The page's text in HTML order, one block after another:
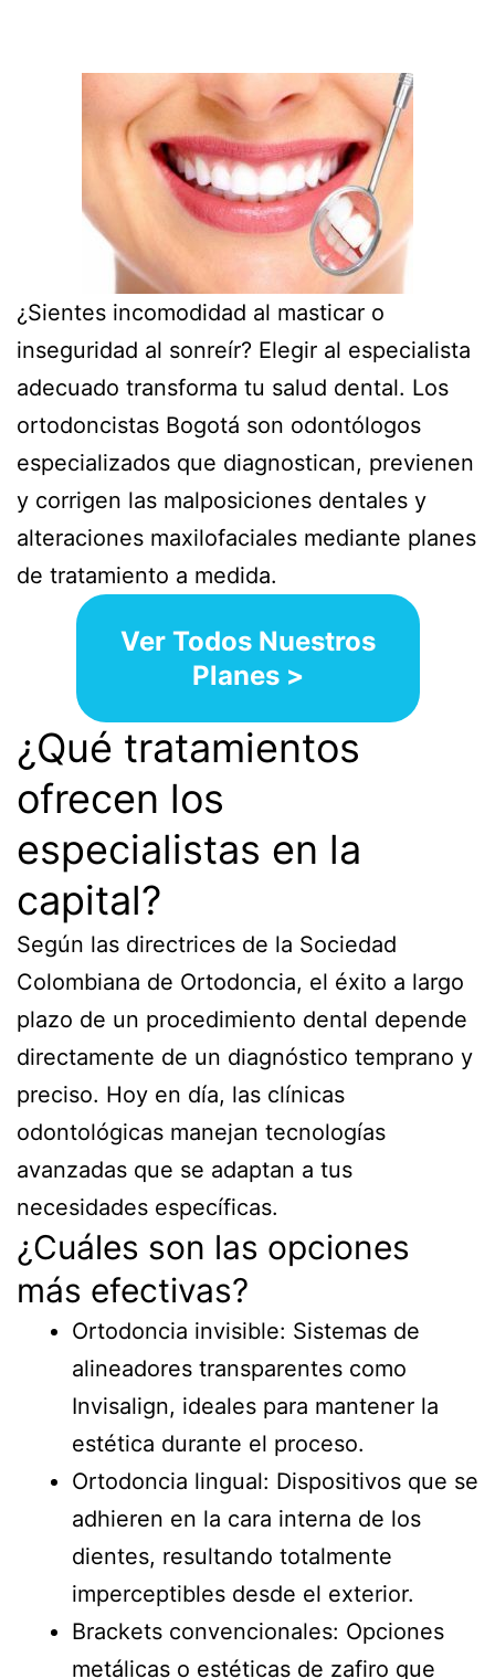
¿Sientes incomodidad al masticar o
inseguridad al sonreír? Elegir al especialista
adecuado transforma tu salud dental. Los
ortodoncistas Bogotá son odontólogos
especializados que diagnostican, previenen
y corrigen las malposiciones dentales y
alteraciones maxilofaciales mediante planes
de tratamiento a medida.
Ver Todos Nuestros
Planes >
¿Qué tratamientos
ofrecen los
especialistas en la
capital?
Según las directrices de la Sociedad
Colombiana de Ortodoncia, el éxito a largo
plazo de un procedimiento dental depende
directamente de un diagnóstico temprano y
preciso. Hoy en día, las clínicas
odontológicas manejan tecnologías
avanzadas que se adaptan a tus
necesidades específicas.
¿Cuáles son las opciones
más efectivas?
Ortodoncia invisible: Sistemas de
alineadores transparentes como
Invisalign, ideales para mantener la
estética durante el proceso.
Ortodoncia lingual: Dispositivos que se
adhieren en la cara interna de los
dientes, resultando totalmente
imperceptibles desde el exterior.
Brackets convencionales: Opciones
metálicas o estéticas de zafiro que